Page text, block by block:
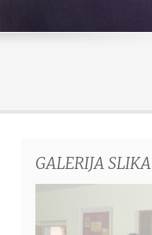
GALERIJA SLIKA